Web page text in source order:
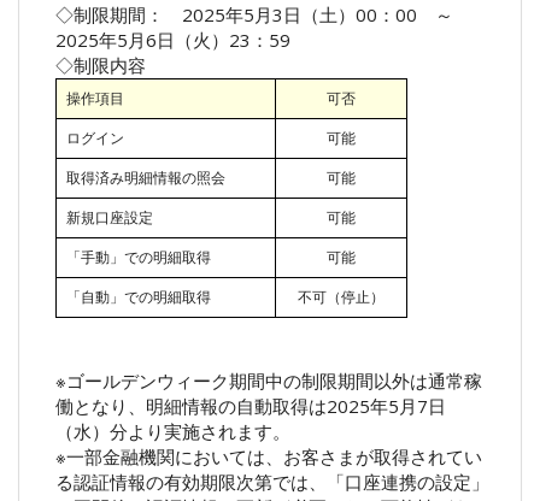
◇制限期間： 2025年5月3日（土）00：00 ～
2025年5月6日（火）23：59
◇制限内容
操作項目
可否
ログイン
可能
取得済み明細情報の照会
可能
新規口座設定
可能
「手動」での明細取得
可能
「自動」での明細取得
不可（停止）
※ゴールデンウィーク期間中の制限期間以外は通常稼
働となり、明細情報の自動取得は2025年5月7日
（水）分より実施されます。
※一部金融機関においては、お客さまが取得されてい
る認証情報の有効期限次第では、「口座連携の設定」